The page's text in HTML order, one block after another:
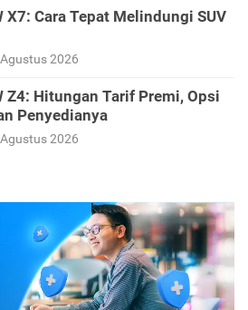
Cara Tepat Melindungi SUV
2026
Z4: Hitungan Tarif Premi, Opsi
Penyedianya
2026